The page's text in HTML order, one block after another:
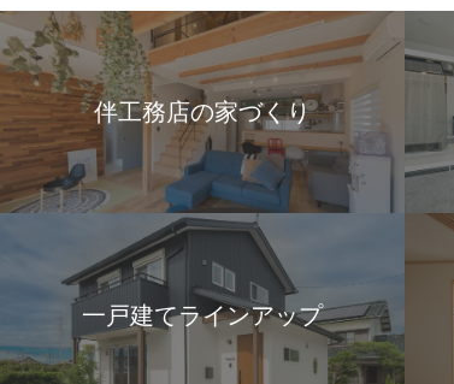
伴工務店の家づくり
一戸建てラインアップ